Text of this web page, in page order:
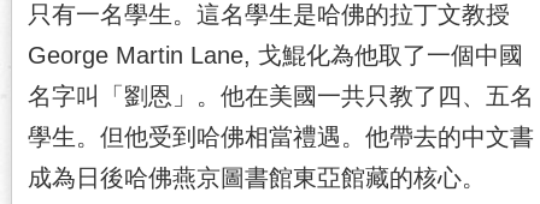
只有一名學生。這名學生是哈佛的拉丁文教授
George Martin Lane, 戈鯤化為他取了一個中國
名字叫「劉恩」。他在美國一共只教了四、五名
學生。但他受到哈佛相當禮遇。他帶去的中文書
成為日後哈佛燕京圖書館東亞館藏的核心。